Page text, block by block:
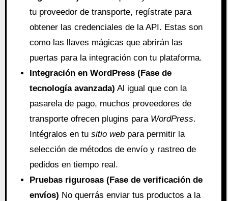
tu proveedor de transporte, regístrate para
obtener las credenciales de la API. Estas son
como las llaves mágicas que abrirán las
puertas para la integración con tu plataforma.
Integración en WordPress (Fase de
tecnología avanzada) Al igual que con la
pasarela de pago, muchos proveedores de
transporte ofrecen plugins para WordPress.
Intégralos en tusitio web para permitir la
selección de métodos de envío y rastreo de
pedidos en tiempo real.
Pruebas rigurosas (Fase de verificación de
envíos) No querrás enviar tus productos a la